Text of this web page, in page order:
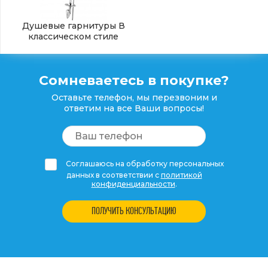
Душевые гарнитуры В
классическом стиле
Сомневаетесь в покупке?
Оставьте телефон, мы перезвоним и
ответим на все Ваши вопросы!
Соглашаюсь на обработку персональных
данных в соответствии с политикой
конфиденциальности.
ПОЛУЧИТЬ КОНСУЛЬТАЦИЮ